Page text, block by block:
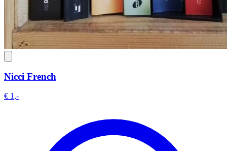
Nicci French
€ 1,-